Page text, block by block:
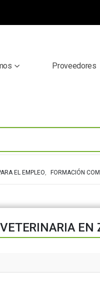
Proveedores
EL EMPLEO, FORMACIÓN
EN